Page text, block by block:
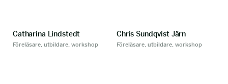
Catharina Lindstedt
Föreläsare, utbildare, workshop
Chris Sundqvist Järn
Föreläsare, utbildare, workshop